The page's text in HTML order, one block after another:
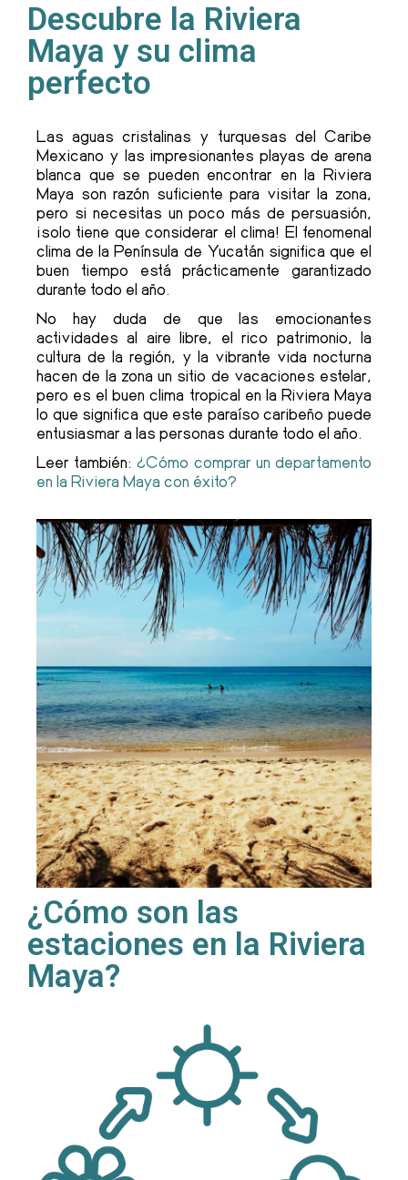
Descubre la Riviera
Maya y su clima
perfecto
Las aguas cristalinas y turquesas del Caribe
Mexicano y las impresionantes playas de arena
blanca que se pueden encontrar en la Riviera
Maya son razón suficiente para visitar la zona,
pero si necesitas un poco más de persuasión,
¡solo tiene que considerar el clima! El fenomenal
clima de la Península de Yucatán significa que el
buen tiempo está prácticamente garantizado
durante todo el año.
No hay duda de que las emocionantes
actividades al aire libre, el rico patrimonio, la
cultura de la región, y la vibrante vida nocturna
hacen de la zona un sitio de vacaciones estelar,
pero es el buen clima tropical en la Riviera Maya
lo que significa que este paraíso caribeño puede
entusiasmar a las personas durante todo el año.
Leer también:¿Cómo comprar un departamento
en la Riviera Maya con éxito?
¿Cómo son las
estaciones en la Riviera
Maya?